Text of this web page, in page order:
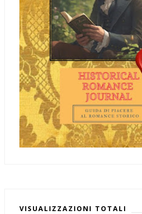
VISUALIZZAZIONI TOTALI